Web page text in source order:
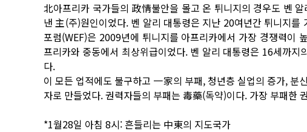
北아프리카 국가들의 政情불안을 몰고 온 튀니지의 경우도 벤
낸 主(주)원인이었다. 벤 알리 대통령은 지난 20여년간 튀니지
포럼(WEF)은 2009년에 튀니지를 아프리카에서 가장 경쟁력이
프리카와 중동에서 최상위급이었다. 벤 알리 대통령은 16세까
다.
이 모든 업적에도 불구하고 一家의 부패, 청년층 실업의 증가,
자로 만들었다. 권력자들의 부패는 毒藥(독약)이다. 가장 부패한
*1월28일 아침 8시: 흔들리는 中東의 지도국가